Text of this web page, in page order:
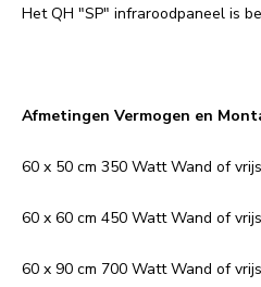
Het QH "SP" infraroodpaneel is
Afmetingen Vermogen en
60 x 50 cm 350 Watt Wand of
60 x 60 cm 450 Watt Wand of
60 x 90 cm 700 Watt Wand of